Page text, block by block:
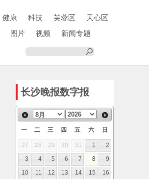
健康 科技 芙蓉区
天心区
图片 视频
新闻专题
长沙晚报数字报
一 二 三 四 五 六 日
27 28 29 30 31 1
2
3
4 5 6 7 8
9
10
11 12 13 14 15
16